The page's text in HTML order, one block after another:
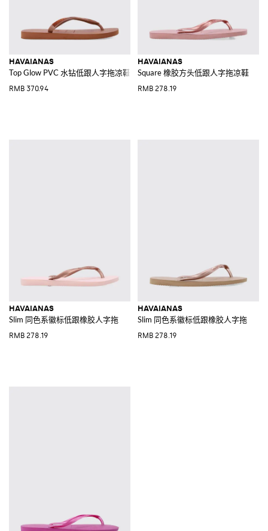
HAVAIANAS
Top Glow PVC 水钻低跟人字拖凉鞋
RMB 370.94
HAVAIANAS
Square 橡胶方头低跟人字拖凉鞋
RMB 278.19
HAVAIANAS
Slim 同色系徽标低跟橡胶人字拖
RMB 278.19
HAVAIANAS
Slim 同色系徽标低跟橡胶人字拖
RMB 278.19